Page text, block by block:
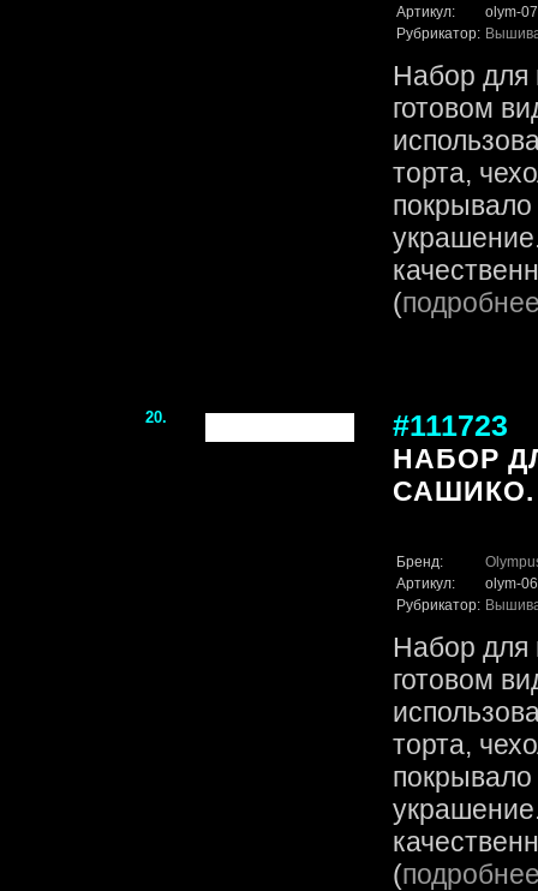
Артикул:
olym-07
Рубрикатор:
Набор
готовом
торта,
(
20. #111723
НАБОР
САШИКО.
Бренд:
Артикул:
olym-06
Рубрикатор:
Набор
готовом
торта,
(